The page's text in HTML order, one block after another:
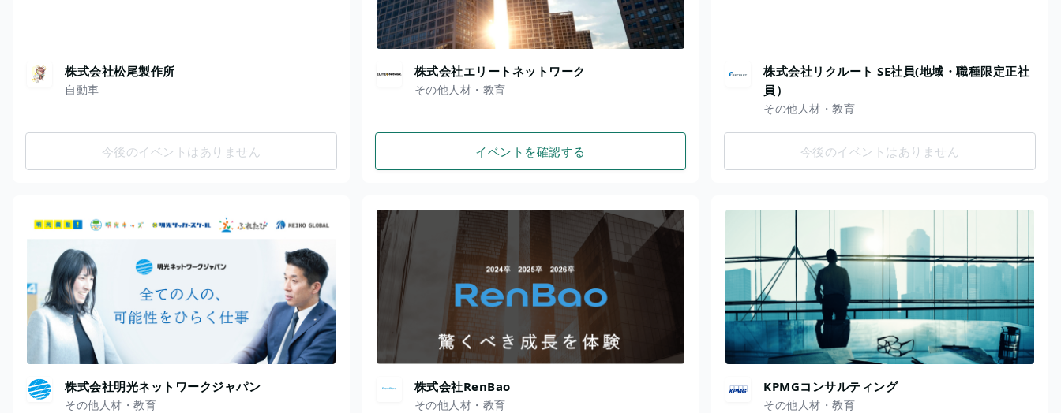
株式会社松尾製作所
自動車
今後のイベントはありません
株式会社エリートネットワーク
その他人材・教育
イベントを確認する
株式会社リクルート SE社員(地域・職種限定正社
員）
その他人材・教育
今後のイベントはありません
株式会社明光ネットワークジャパン
その他人材・教育
株式会社RenBao
その他人材・教育
KPMGコンサルティング
その他人材・教育